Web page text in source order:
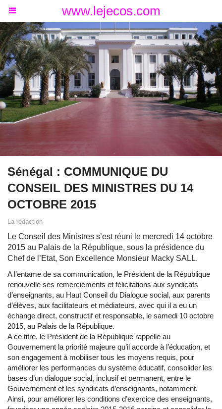
www.lejecos.com
Sénégal : COMMUNIQUE DU
CONSEIL DES MINISTRES DU 14
OCTOBRE 2015
La rédaction
Le Conseil des Ministres s’est réuni le mercredi 14 octobre
2015 au Palais de la République, sous la présidence du
Chef de l’Etat, Son Excellence Monsieur Macky SALL.
A l’entame de sa communication, le Président de la République
renouvelle ses remerciements et félicitations aux syndicats
d’enseignants, au Haut Conseil du Dialogue social, aux parents
d’élèves, aux facilitateurs et médiateurs, avec qui il a eu un
échange direct, constructif et responsable, le samedi 10 octobre
2015, au Palais de la République.
A ce titre, le Président de la République rappelle au
Gouvernement la priorité majeure qu’il accorde à l’éducation, et
son engagement à mobiliser tous les moyens requis, pour
améliorer les performances du système éducatif, consolider les
bases d’un dialogue social, inclusif et permanent, entre le
Gouvernement et les syndicats d’enseignants, notamment.
Ainsi, pour améliorer les conditions d’exercice des enseignants,